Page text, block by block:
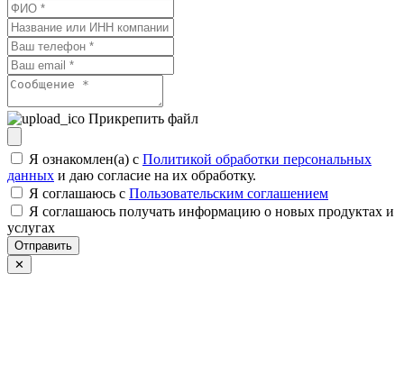
Прикрепить файл
Я ознакомлен(а) с Политикой обработки персональных
данных и даю согласие на их обработку.
Я соглашаюсь c Пользовательским соглашением
Я соглашаюсь получать информацию о новых продуктах и
услугах
Отправить
✕